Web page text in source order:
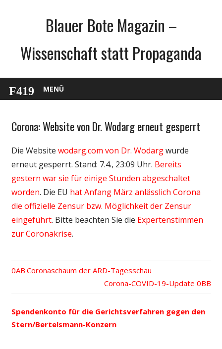
Blauer Bote Magazin –
Wissenschaft statt Propaganda
MENÜ
Gesellschaft
Politik
Wissenschaft
Corona: Website von Dr. Wodarg erneut gesperrt
Die Website wodarg.com von Dr. Wodargwurde
erneut gesperrt. Stand: 7.4., 23:09 Uhr. Bereits
gestern war sie für einige Stunden abgeschaltet
worden. Die EU hat Anfang März anlässlich Corona
die offizielle Zensur bzw. Möglichkeit der Zensur
eingeführt. Bitte beachten Sie die Expertenstimmen
zur Coronakrise.
Vorheriger
Coronaschaum der ARD-Tagesschau
Nächster
Corona-COVID-19-Update
Spendenkonto für die Gerichtsverfahren gegen den
Stern/Bertelsmann-Konzern